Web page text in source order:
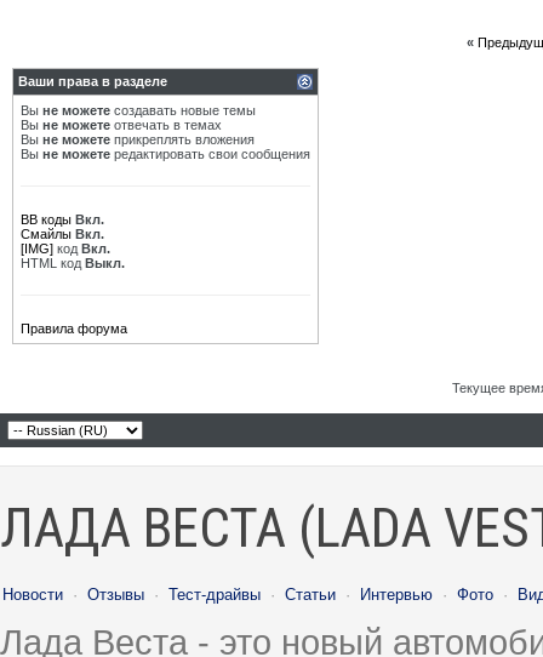
«
Ваши права в разделе
Вы не можете создавать новые темы
Вы не можете отвечать в темах
Вы не можете прикреплять вложения
Вы не можете редактировать свои сообщения
BB коды Вкл.
Смайлы Вкл.
[IMG] код Вкл.
HTML код Выкл.
Правила форума
Текущее
ЛАДА ВЕСТА (LADA
Новости · Отзывы · Тест-драйвы · Статьи · Интервью · Фото ·
Лада Веста - это новый